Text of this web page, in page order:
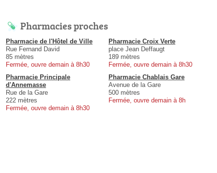
Pharmacies proches
Pharmacie de l'Hôtel de Ville
Rue Fernand David
85 mètres
Fermée, ouvre demain à 8h30
Pharmacie Croix Verte
place Jean Deffaugt
189 mètres
Fermée, ouvre demain à 8h30
Pharmacie Principale
d'Annemasse
Rue de la Gare
222 mètres
Fermée, ouvre demain à 8h30
Pharmacie Chablais Gare
Avenue de la Gare
500 mètres
Fermée, ouvre demain à 8h